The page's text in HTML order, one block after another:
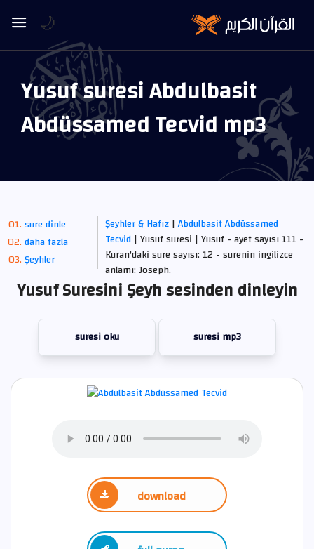
Yusuf suresi Abdulbasit
Abdüssamed Tecvid mp3
sure dinle
daha fazla
Şeyhler
Şeyhler & Hafız|Abdulbasit Abdüssamed
Tecvid| Yusuf suresi | Yusuf - ayet sayısı 111 -
Kuran'daki sure sayısı: 12 - surenin ingilizce
anlamı: Joseph.
Yusuf Suresini Şeyh sesinden dinleyin
suresi oku suresi mp3
download
🌙